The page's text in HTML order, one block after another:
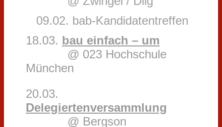
09.02. bab-Kandidatentreffen
18.03. bau einfach – um
@ 023 Hochschule
München
20.03.
Delegiertenversammlung
@ Bergson